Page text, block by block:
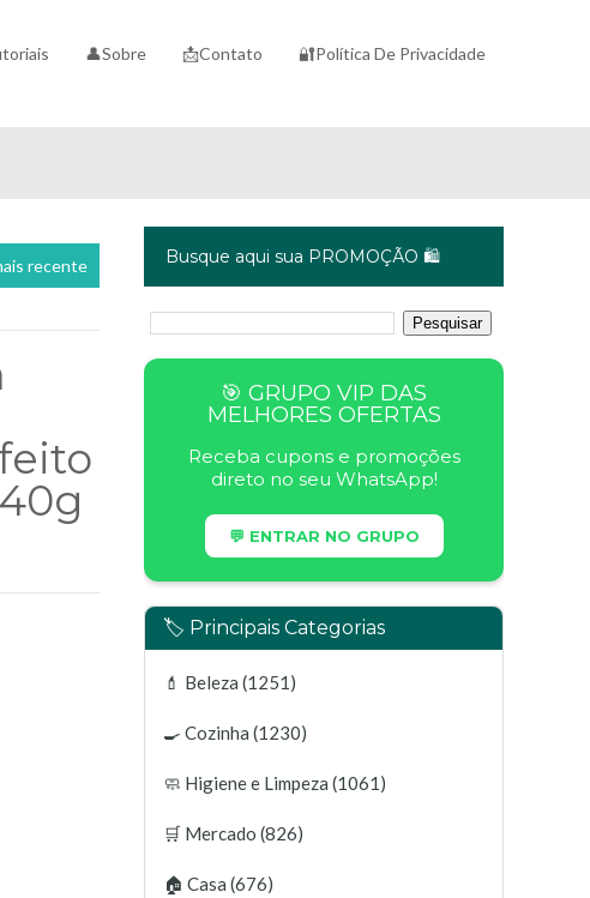
👤Sobre 📩Contato 🔐Política De Privacidade
recente
Busque aqui sua PROMOÇÃO 🛍️
🎯 GRUPO VIP DAS
MELHORES OFERTAS
Receba cupons e promoções
direto no seu WhatsApp!
💬 ENTRAR NO GRUPO
🏷️ Principais Categorias
💄 Beleza (1251)
🍳 Cozinha (1230)
🧼 Higiene e Limpeza (1061)
🛒 Mercado (826)
🏠 Casa (676)